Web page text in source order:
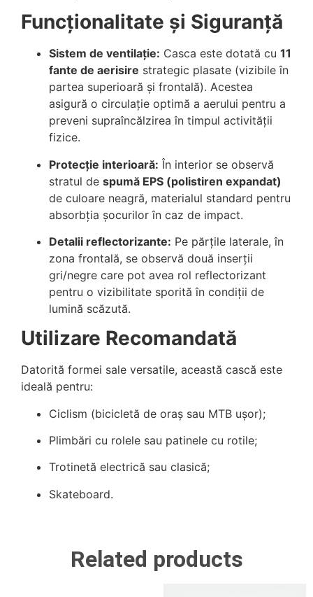
Funcționalitate și Siguranță
Sistem de ventilație: Casca este dotată cu 11
fante de aerisire strategic plasate (vizibile în
partea superioară și frontală). Acestea
asigură o circulație optimă a aerului pentru a
preveni supraîncălzirea în timpul activității
fizice.
Protecție interioară: În interior se observă
stratul de spumă EPS (polistiren expandat)
de culoare neagră, materialul standard pentru
absorbția șocurilor în caz de impact.
Detalii reflectorizante: Pe părțile laterale, în
zona frontală, se observă două inserții
gri/negre care pot avea rol reflectorizant
pentru o vizibilitate sporită în condiții de
lumină scăzută.
Utilizare Recomandată
Datorită formei sale versatile, această cască este
ideală pentru:
Ciclism (bicicletă de oraș sau MTB ușor);
Plimbări cu rolele sau patinele cu rotile;
Trotinetă electrică sau clasică;
Skateboard.
Related products